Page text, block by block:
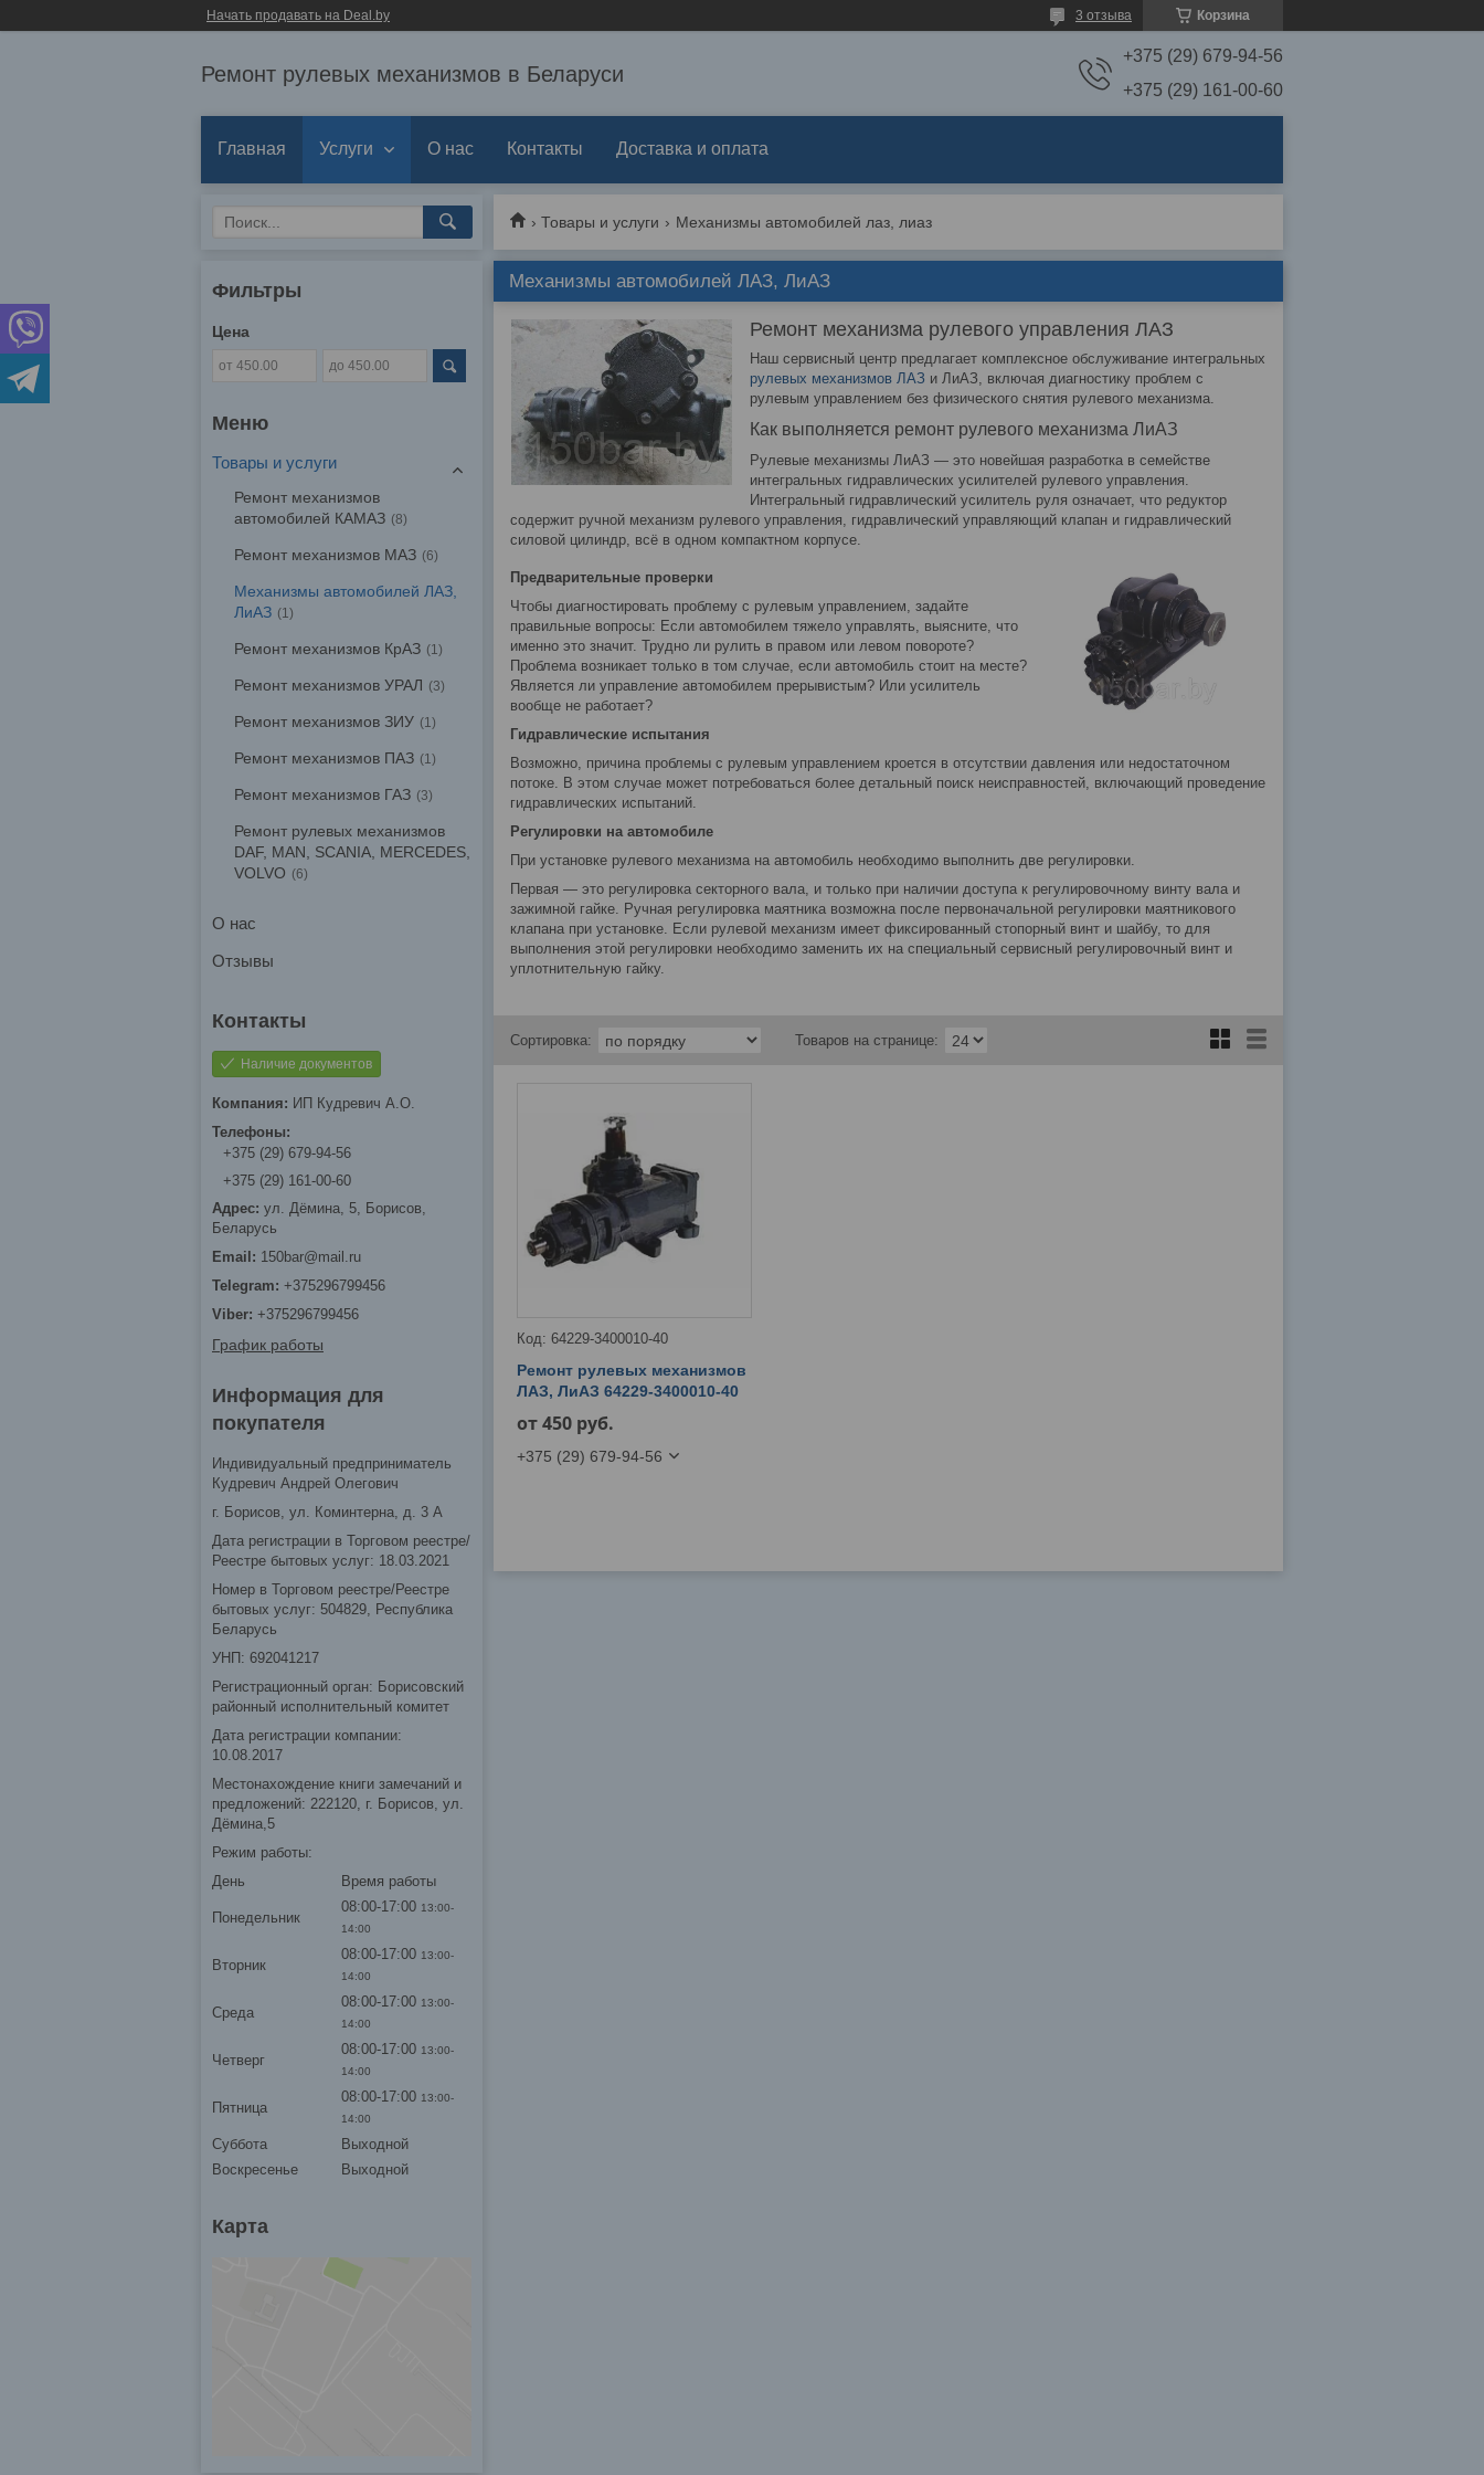
Начать продавать на Deal.by Корзина
3 отзыва
Ремонт рулевых механизмов в Беларуси
+375 (29) 679-94-56
+375 (29) 161-00-60
Главная Услуги О нас Контакты Доставка и оплата
Товары и услуги Механизмы автомобилей лаз, лиаз
Механизмы автомобилей ЛАЗ, ЛиАЗ
Ремонт механизма рулевого управления ЛАЗ
Наш сервисный центр предлагает комплексное обслуживание интегральных
рулевых механизмов ЛАЗ и ЛиАЗ, включая диагностику проблем с
рулевым управлением без физического снятия рулевого механизма.
Как выполняется ремонт рулевого механизма ЛиАЗ
Рулевые механизмы ЛиАЗ — это новейшая разработка в семействе
интегральных гидравлических усилителей рулевого управления.
Интегральный гидравлический усилитель руля означает, что редуктор
содержит ручной механизм рулевого управления, гидравлический управляющий клапан и гидравлический
силовой цилиндр, всё в одном компактном корпусе.
Предварительные проверки
Чтобы диагностировать проблему с рулевым управлением, задайте
правильные вопросы: Если автомобилем тяжело управлять, выясните, что
именно это значит. Трудно ли рулить в правом или левом повороте?
Проблема возникает только в том случае, если автомобиль стоит на месте?
Является ли управление автомобилем прерывистым? Или усилитель
вообще не работает?
Гидравлические испытания
Возможно, причина проблемы с рулевым управлением кроется в отсутствии давления или недостаточном
потоке. В этом случае может потребоваться более детальный поиск неисправностей, включающий проведение
гидравлических испытаний.
Регулировки на автомобиле
При установке рулевого механизма на автомобиль необходимо выполнить две регулировки.
Первая — это регулировка секторного вала, и только при наличии доступа к регулировочному винту вала и
зажимной гайке. Ручная регулировка маятника возможна после первоначальной регулировки маятникового
клапана при установке. Если рулевой механизм имеет фиксированный стопорный винт и шайбу, то для
выполнения этой регулировки необходимо заменить их на специальный сервисный регулировочный винт и
уплотнительную гайку.
64229-3400010-40
Ремонт рулевых механизмов
ЛАЗ, ЛиАЗ 64229-3400010-40
от 450 руб.
+375 (29) 679-94-56
Фильтры
Цена
Товары и услуги
Ремонт механизмов
автомобилей КАМАЗ
8
Ремонт механизмов МАЗ 6
Механизмы автомобилей ЛАЗ,
ЛиАЗ
1
Ремонт механизмов КрАЗ 1
Ремонт механизмов УРАЛ 3
Ремонт механизмов ЗИУ 1
Ремонт механизмов ПАЗ 1
Ремонт механизмов ГАЗ 3
Ремонт рулевых механизмов
DAF, MAN, SCANIA, MERCEDES,
VOLVO
6
О нас
Отзывы
Наличие документов
ИП Кудревич А.О.
+375 (29) 679-94-56
+375 (29) 161-00-60
ул. Дёмина, 5, Борисов,
Беларусь
150bar@mail.ru
+375296799456
+375296799456
График работы
Информация для
покупателя
Индивидуальный предприниматель
Кудревич Андрей Олегович
г. Борисов, ул. Коминтерна, д. 3 А
Дата регистрации в Торговом реестре/
Реестре бытовых услуг: 18.03.2021
Номер в Торговом реестре/Реестре
бытовых услуг: 504829, Республика
Беларусь
УНП: 692041217
Регистрационный орган: Борисовский
районный исполнительный комитет
Дата регистрации компании:
10.08.2017
Местонахождение книги замечаний и
предложений: 222120, г. Борисов, ул.
Дёмина,5
Режим работы:
День
Время работы
Понедельник
08:00-17:00 13:00-
14:00
Вторник
08:00-17:00 13:00-
14:00
Среда
08:00-17:00 13:00-
14:00
Четверг
08:00-17:00 13:00-
14:00
Пятница
08:00-17:00 13:00-
14:00
Суббота
Выходной
Воскресенье
Выходной
Карта